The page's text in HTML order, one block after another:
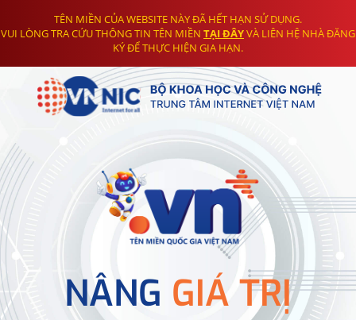
TÊN MIỀN CỦA WEBSITE NÀY ĐÃ HẾT HẠN SỬ DỤNG.
VUI LÒNG TRA CỨU THÔNG TIN TÊN MIỀN TẠI ĐÂYVÀ LIÊN HỆ NHÀ ĐĂNG
KÝ ĐỂ THỰC HIỆN GIA HẠN.
NÂNG GIÁ TRỊ